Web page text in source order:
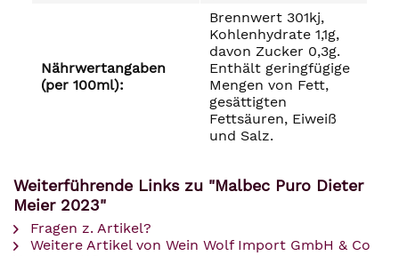
Nährwertangaben
(per 100ml):
Brennwert 301kj,
Kohlenhydrate 1,1g,
davon Zucker 0,3g.
Enthält geringfügige
Mengen von Fett,
gesättigten
Fettsäuren, Eiweiß
und Salz.
Weiterführende Links zu "Malbec Puro Dieter
Meier 2023"
Fragen z. Artikel?
Weitere Artikel von Wein Wolf Import GmbH & Co